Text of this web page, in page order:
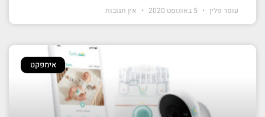
עופר פלין אין תגובות
אימפקט